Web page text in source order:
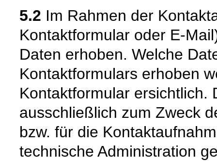
5.2 Im Rahmen der
Kontaktformular oder E-
Daten erhoben. Welche
Kontaktformulars erhoben
Kontaktformular ersichtlich.
ausschließlich zum Zweck
bzw. für die
technische Administration